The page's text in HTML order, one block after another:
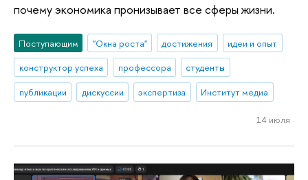
почему экономика пронизывает все сферы жизни.
Поступающим "Окна роста" достижения
идеи и опыт
конструктор успеха
профессора
студенты
публикации
дискуссии экспертиза Институт медиа
14 июля